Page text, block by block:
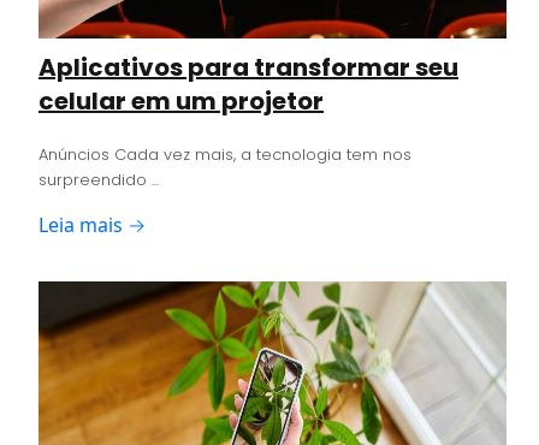
Aplicativos para transformar seu
celular em um projetor
Anúncios Cada vez mais, a tecnologia tem nos
surpreendido ...
Leia mais →